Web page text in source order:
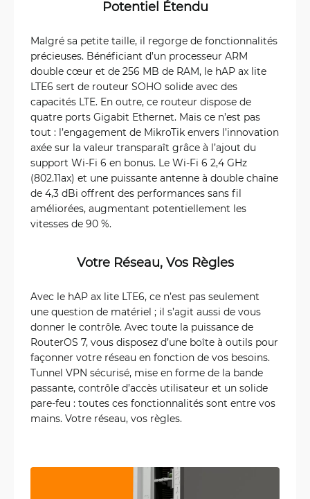
Potentiel Étendu
Malgré sa petite taille, il regorge de fonctionnalités
précieuses. Bénéficiant d’un processeur ARM
double cœur et de 256 MB de RAM, le hAP ax lite
LTE6 sert de routeur SOHO solide avec des
capacités LTE. En outre, ce routeur dispose de
quatre ports Gigabit Ethernet. Mais ce n’est pas
tout : l’engagement de MikroTik envers l’innovation
axée sur la valeur transparaît grâce à l’ajout du
support Wi-Fi 6 en bonus. Le Wi-Fi 6 2,4 GHz
(802.11ax) et une puissante antenne à double chaîne
de 4,3 dBi offrent des performances sans fil
améliorées, augmentant potentiellement les
vitesses de 90 %.
Votre Réseau, Vos Règles
Avec le hAP ax lite LTE6, ce n’est pas seulement
une question de matériel ; il s’agit aussi de vous
donner le contrôle. Avec toute la puissance de
RouterOS 7, vous disposez d’une boîte à outils pour
façonner votre réseau en fonction de vos besoins.
Tunnel VPN sécurisé, mise en forme de la bande
passante, contrôle d’accès utilisateur et un solide
pare-feu : toutes ces fonctionnalités sont entre vos
mains. Votre réseau, vos règles.